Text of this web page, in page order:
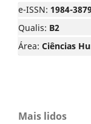
e-ISSN: 1984-
Qualis: B2
Área: Ciências
Mais lidos